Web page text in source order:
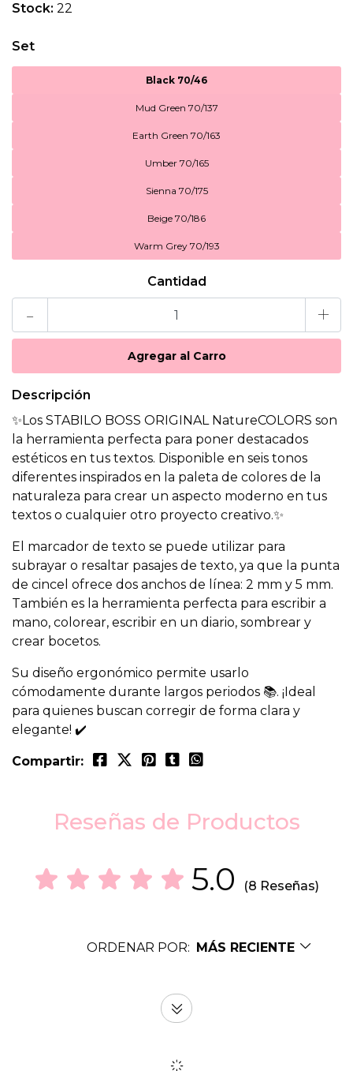
Stock: 22
Set
Black 70/46
Mud Green 70/137
Earth Green 70/163
Umber 70/165
Sienna 70/175
Beige 70/186
Warm Grey 70/193
Cantidad
- +
Descripción
✨Los STABILO BOSS ORIGINAL NatureCOLORS son
la herramienta perfecta para poner destacados
estéticos en tus textos. Disponible en seis tonos
diferentes inspirados en la paleta de colores de la
naturaleza para crear un aspecto moderno en tus
textos o cualquier otro proyecto creativo.✨
El marcador de texto se puede utilizar para
subrayar o resaltar pasajes de texto, ya que la punta
de cincel ofrece dos anchos de línea: 2 mm y 5 mm.
También es la herramienta perfecta para escribir a
mano, colorear, escribir en un diario, sombrear y
crear bocetos.
Su diseño ergonómico permite usarlo
cómodamente durante largos periodos 📚. ¡Ideal
para quienes buscan corregir de forma clara y
elegante! ✔️
Compartir:
Reseñas de Productos
5.0 (8 Reseñas)
ORDENAR POR: MÁS RECIENTE